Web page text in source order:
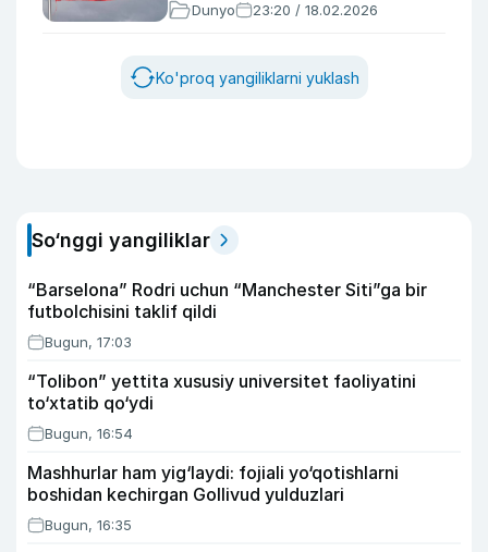
Dunyo 23:20 / 18.02.2026
Ko'proq yangiliklarni yuklash
So‘nggi yangiliklar
“Barselona” Rodri uchun “Manchester Siti”ga bir
futbolchisini taklif qildi
Bugun, 17:03
“Tolibon” yettita xususiy universitet faoliyatini
to‘xtatib qo‘ydi
Bugun, 16:54
Mashhurlar ham yig‘laydi: fojiali yo‘qotishlarni
boshidan kechirgan Gollivud yulduzlari
Bugun, 16:35